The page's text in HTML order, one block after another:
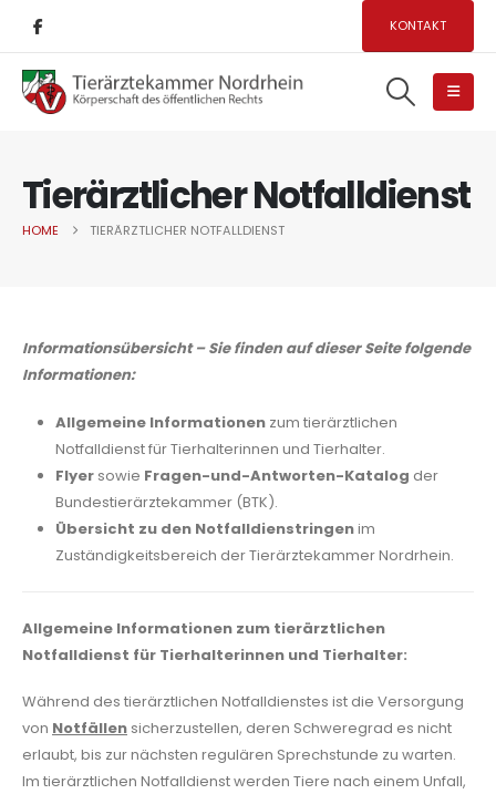
KONTAKT
Tierärztlicher Notfalldienst
HOME TIERÄRZTLICHER NOTFALLDIENST
Informationsübersicht – Sie finden auf dieser Seite folgende
Informationen:
Allgemeine Informationenzum tierärztlichen
Notfalldienst für Tierhalterinnen und Tierhalter.
Flyersowie Fragen-und-Antworten-Katalog der
Bundestierärztekammer (BTK).
Übersicht zu den Notfalldienstringenim
Zuständigkeitsbereich der Tierärztekammer Nordrhein.
Allgemeine Informationen zum tierärztlichen
Notfalldienst für Tierhalterinnen und Tierhalter:
Während des tierärztlichen Notfalldienstes ist die Versorgung
von Notfällen sicherzustellen, deren Schweregrad es nicht
erlaubt, bis zur nächsten regulären Sprechstunde zu warten.
Im tierärztlichen Notfalldienst werden Tiere nach einem Unfall,